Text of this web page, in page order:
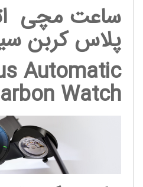
ساعت مچی
پلاس کربن
Automatic
Watch